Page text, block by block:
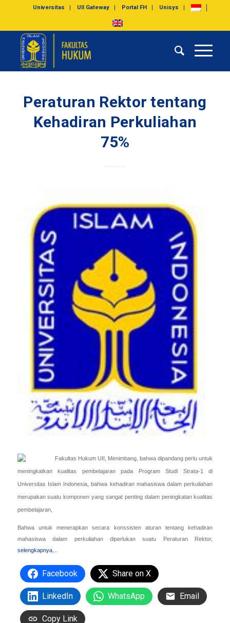
Universitas UII Gateway Portal FH Unisys
Peraturan Rektor tentang
Kehadiran Perkuliahan
75%
Fakultas Hukum UII, Menimbang, bahwa dipandang perlu untuk
meningkatkan kualitas pembelajaran pada Program Studi Strata-1 di
Universitas Islam Indonesia, bahwa kehadiran mahasiswa dalam perkuliahan
merupakan suatu komponen yang sangat penting dalam peningkatan kualitas
pembelajaran,
Bahwa untuk menerapkan secara konssisten aturan tentang kehadiran
mahasiswa dalam perkuliahan diperlukan suatu Peraturan Rektor,
selengkapnya…
Facebook Share on X
LinkedIn WhatsApp Email
Copy Link